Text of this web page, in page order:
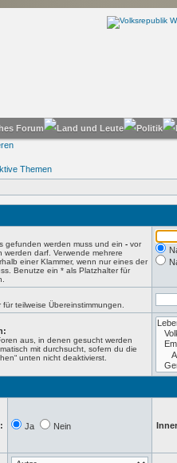
Themen
gefunden werden muss und ein - vor
darf. Verwende mehrere
einer Klammer, wenn nur eines der
Benutze ein * als Platzhalter für
teilweise Übereinstimmungen.
aus, in denen gesucht werden
mit durchsucht, sofern du die
unten nicht deaktivierst.
Ja Nein